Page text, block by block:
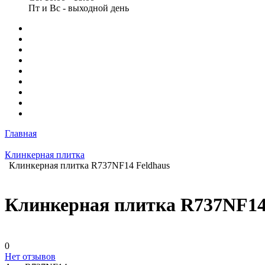
Пт и Вс - выходной день
Главная
Клинкерная плитка
Клинкерная плитка R737NF14 Feldhaus
Клинкерная плитка
0
Нет отзывов